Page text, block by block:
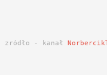
zródło - kanał